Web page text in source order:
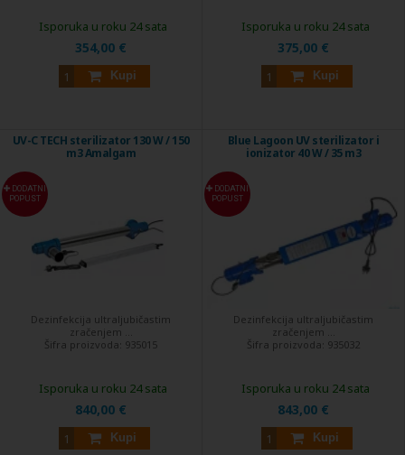
354,00 €
Kupi
Isporuka u roku 24 sata
375,00 €
Kupi
Isporuka u roku 24 sata
UV-C TECH sterilizator 130 W / 150
m3 Amalgam
DODATNI
POPUST
Dezinfekcija ultraljubičastim
zračenjem ...
Šifra proizvoda: 935015
840,00 €
Kupi
Isporuka u roku 24 sata
Blue Lagoon UV sterilizator i
ionizator 40 W / 35 m3
DODATNI
POPUST
Dezinfekcija ultraljubičastim
zračenjem ...
Šifra proizvoda: 935032
843,00 €
Kupi
Isporuka u roku 24 sata